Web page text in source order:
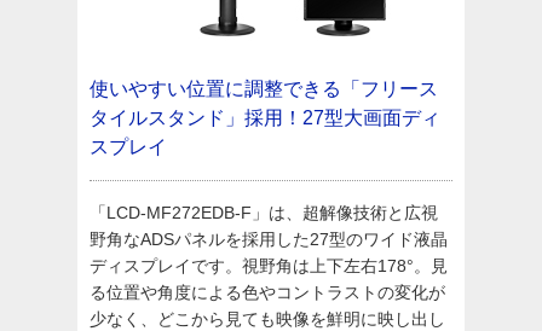
使いやすい位置に調整できる「フリース
タイルスタンド」採用！27型大画面ディ
スプレイ
「LCD-MF272EDB-F」は、超解像技術と広視
野角なADSパネルを採用した27型のワイド液晶
ディスプレイです。視野角は上下左右178°。見
る位置や角度による色やコントラストの変化が
少なく、どこから見ても映像を鮮明に映し出し